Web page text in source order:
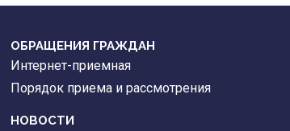
ОБРАЩЕНИЯ ГРАЖДАН
Интернет-приемная
Порядок приема и рассмотрения
НОВОСТИ